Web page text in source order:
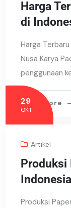
Harga
di
Harga
Nusa Karya
penggunaan
Read More
29
OKT
Artikel
Produksi
Indonesia
Produksi